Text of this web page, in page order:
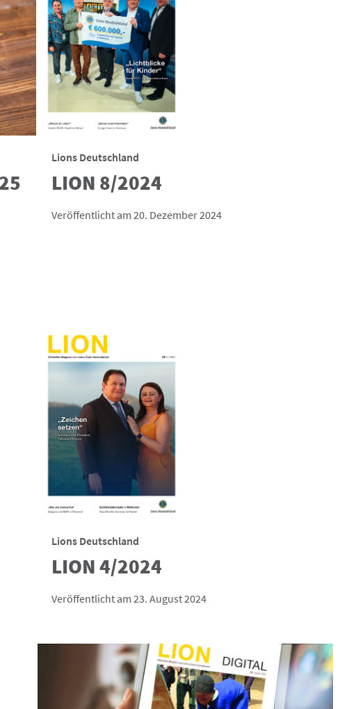
Lions Deutschland
LION 8/2024
Veröffentlicht am 20. Dezember 2024
Lions Deutschland
LION 4/2024
Veröffentlicht am 23. August 2024